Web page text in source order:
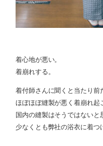
着心地が悪い。
着崩れする。
着付師さんに聞くと当たり前
ほぼほぼ縫製が悪く着崩れ起
国内の縫製はそうではないと
少なくとも弊社の浴衣に着つ